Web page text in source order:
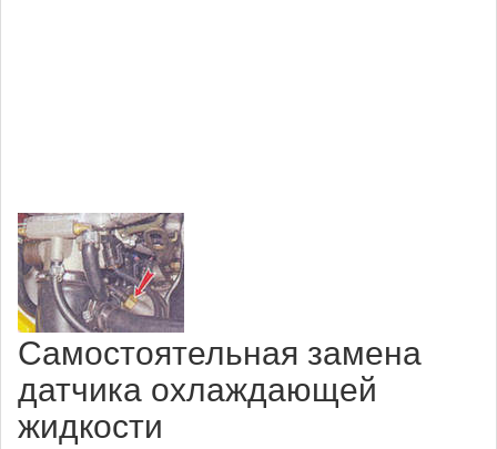
Самостоятельная замена
датчика охлаждающей
жидкости